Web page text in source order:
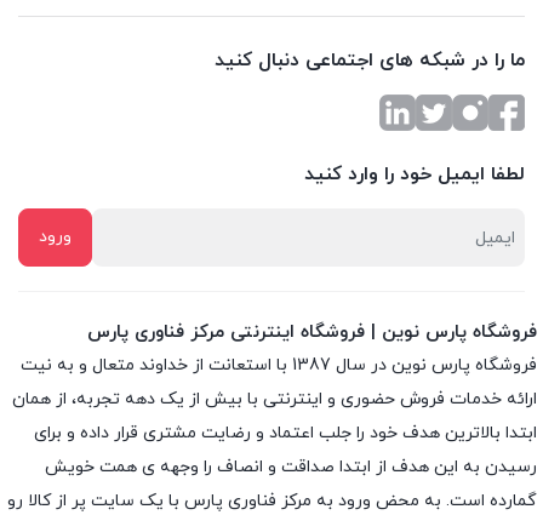
ما را در شبکه های اجتماعی دنبال کنید
لطفا ایمیل خود را وارد کنید
فروشگاه پارس نوین | فروشگاه اینترنتی مرکز فناوری پارس
فروشگاه پارس نوین در سال 1387 با استعانت از خداوند متعال و به نیت
ارائه خدمات فروش حضوری و اینترنتی با بیش از یک دهه تجربه، از همان
ابتدا بالاترین هدف خود را جلب اعتماد و رضایت مشتری قرار داده و براى
رسیدن به این هدف از ابتدا صداقت و انصاف را وجهه ى همت خویش
گمارده است. به محض ورود به مرکز فناوری پارس با یک سایت پر از کالا رو